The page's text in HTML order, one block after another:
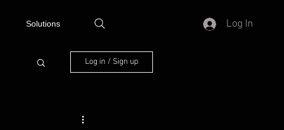
Solutions Log In
Log in / Sign up